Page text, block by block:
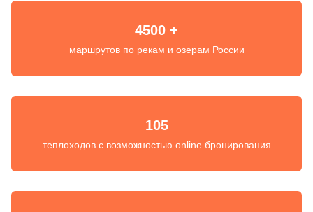
4500 +
маршрутов по рекам и озерам России
105
теплоходов с возможностью online бронирования